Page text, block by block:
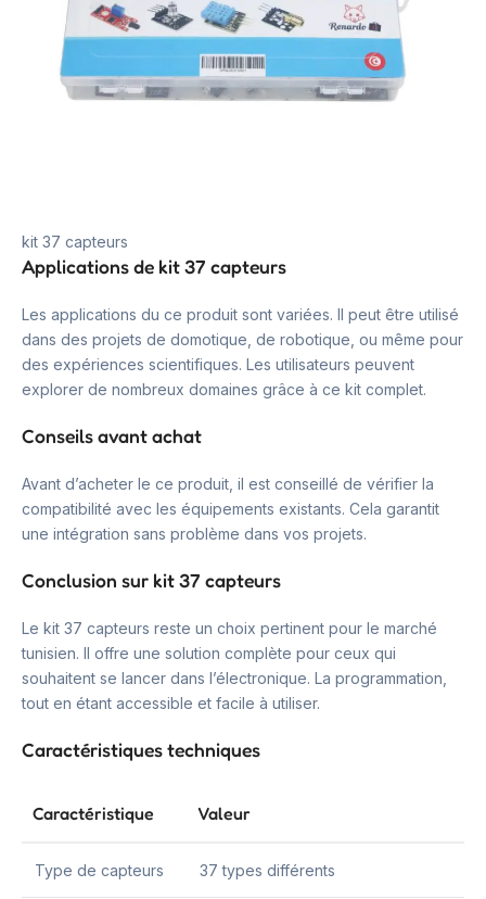
kit 37 capteurs
Applications de kit 37 capteurs
Les applications du ce produit sont variées. Il peut être utilisé
dans des projets de domotique, de robotique, ou même pour
des expériences scientifiques. Les utilisateurs peuvent
explorer de nombreux domaines grâce à ce kit complet.
Conseils avant achat
Avant d’acheter le ce produit, il est conseillé de vérifier la
compatibilité avec les équipements existants. Cela garantit
une intégration sans problème dans vos projets.
Conclusion sur kit 37 capteurs
Le kit 37 capteurs reste un choix pertinent pour le marché
tunisien. Il offre une solution complète pour ceux qui
souhaitent se lancer dans l’électronique. La programmation,
tout en étant accessible et facile à utiliser.
Caractéristiques techniques
Caractéristique Valeur
Type de capteurs 37 types différents